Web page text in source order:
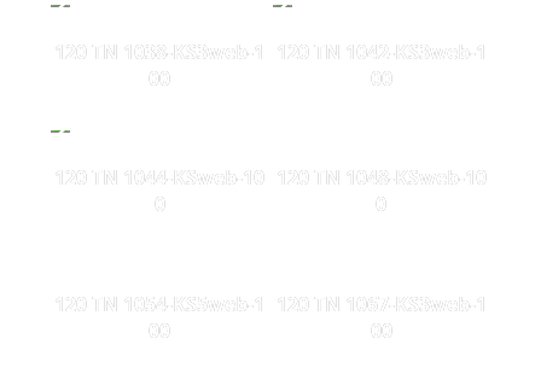
120 TN 1038-KS3web-1
00
120 TN 1042-KS3web-1
00
120 TN 1044-KSweb-10
0
120 TN 1048-KSweb-10
0
120 TN 1054-KS5web-1
00
120 TN 1067-KS3web-1
00